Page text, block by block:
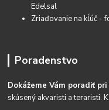
Edelsal
Zriaďovanie na kĺúč -
Poradenstvo
Dokážeme Vám poradiť
skúsený akvaristi a teraristi.